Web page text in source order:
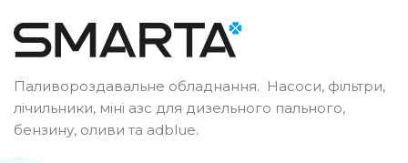
Паливороздавальне обладнання. Насоси, фільтри,
лічильники, міні азс для дизельного пального,
бензину, оливи та adblue.